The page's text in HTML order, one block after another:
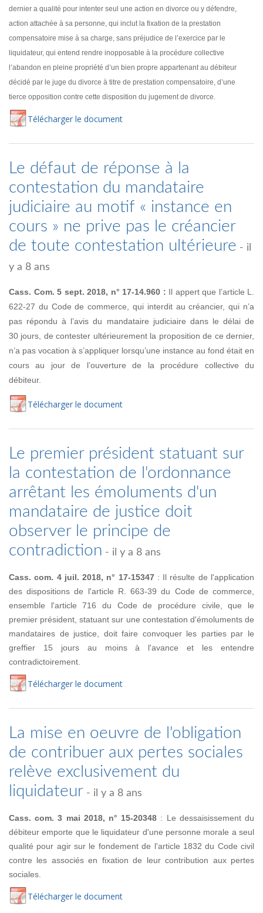
dernier a qualité pour intenter seul une action en divorce ou y défendre,
action attachée à sa personne, qui inclut la fixation de la prestation
compensatoire mise à sa charge, sans préjudice de l’exercice par le
liquidateur, qui entend rendre inopposable à la procédure collective
l’abandon en pleine propriété d’un bien propre appartenant au débiteur
décidé par le juge du divorce à titre de prestation compensatoire, d’une
tierce opposition contre cette disposition du jugement de divorce.
Télécharger le document
Le défaut de réponse à la
contestation du mandataire
judiciaire au motif « instance en
cours » ne prive pas le créancier
de toute contestation ultérieure - il
y a 8 ans
Cass. Com. 5 sept. 2018, n° 17-14.960 : Il appert que l’article L.
622-27 du Code de commerce, qui interdit au créancier, qui n’a
pas répondu à l’avis du mandataire judiciaire dans le délai de
30 jours, de contester ultérieurement la proposition de ce dernier,
n’a pas vocation à s’appliquer lorsqu’une instance au fond était en
cours au jour de l’ouverture de la procédure collective du
débiteur.
Télécharger le document
Le premier président statuant sur
la contestation de l'ordonnance
arrêtant les émoluments d'un
mandataire de justice doit
observer le principe de
contradiction - il y a 8 ans
Cass. com. 4 juil. 2018, n° 17-15347: Il résulte de l'application
des dispositions de l'article R. 663-39 du Code de commerce,
ensemble l'article 716 du Code de procédure civile, que le
premier président, statuant sur une contestation d'émoluments de
mandataires de justice, doit faire convoquer les parties par le
greffier 15 jours au moins à l'avance et les entendre
contradictoirement.
Télécharger le document
La mise en oeuvre de l'obligation
de contribuer aux pertes sociales
relève exclusivement du
liquidateur - il y a 8 ans
Cass. com. 3 mai 2018, n° 15-20348 : Le dessaisissement du
débiteur emporte que le liquidateur d'une personne morale a seul
qualité pour agir sur le fondement de l'article 1832 du Code civil
contre les associés en fixation de leur contribution aux pertes
sociales.
Télécharger le document